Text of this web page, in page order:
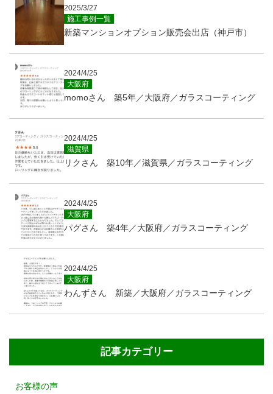
2025/3/27
施工事例一覧
新築マンションオプション販売会出店（神戸市）
2024/4/25
大阪府
momoさん 築5年／大阪府／ガラスコーティング
2024/4/25
滋賀県
リクさん 築10年／滋賀県／ガラスコーティング
2024/4/25
大阪府
パグさん 築4年／大阪府／ガラスコーティング
2024/4/25
大阪府
わんずさん 新築／大阪府／ガラスコーティング
記事カテゴリー
お客様の声